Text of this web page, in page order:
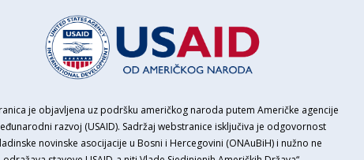
je objavljena uz podršku američkog naroda putem Američke agencije
razvoj (USAID). Sadržaj webstranice isključiva je odgovornost
novinske asocijacije u Bosni i Hercegovini (ONAuBiH) i nužno ne